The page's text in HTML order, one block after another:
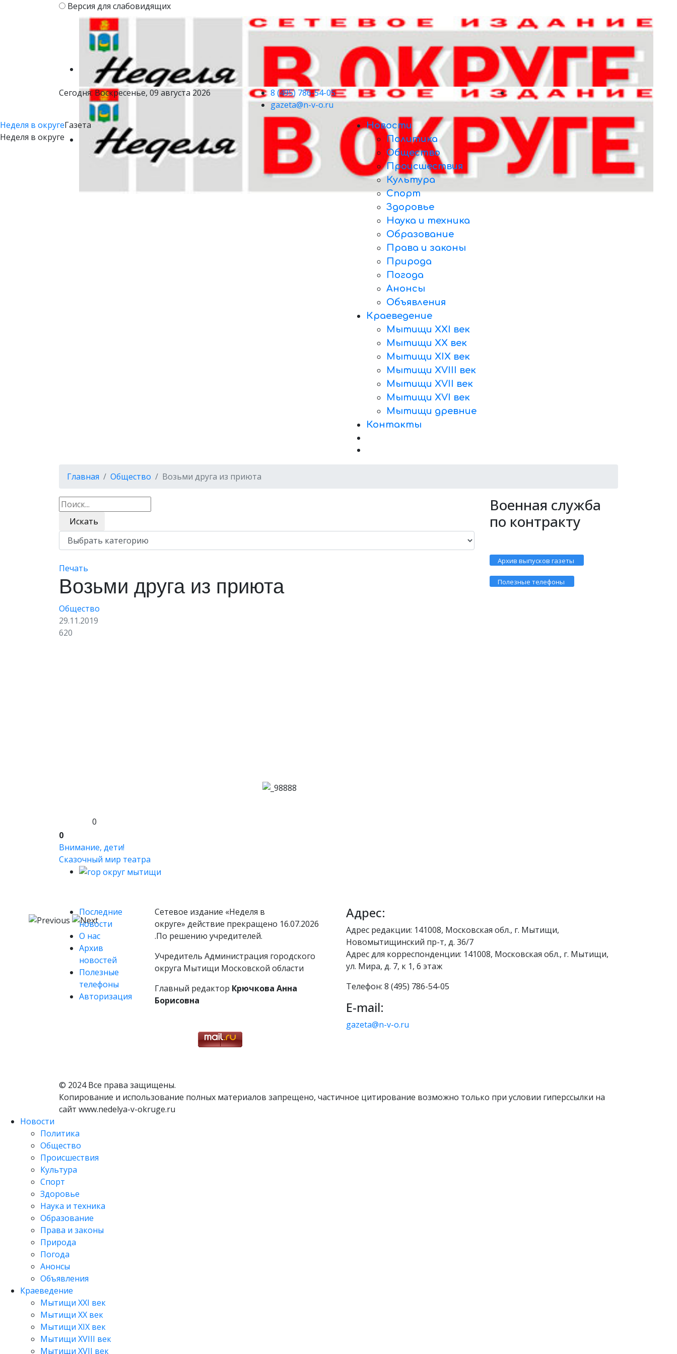
Версия для слабовидящих
Сегодня: Воскресенье, 09 августа 2026
8 (495) 786-54-05
gazeta@n-v-o.ru
Неделя в округеГазета
Неделя в округе
Новости
Политика
Общество
Происшествия
Культура
Спорт
Здоровье
Наука и техника
Образование
Права и законы
Природа
Погода
Анонсы
Объявления
Краеведение
Мытищи XXI век
Мытищи XX век
Мытищи XIX век
Мытищи XVIII век
Мытищи XVII век
Мытищи XVI век
Мытищи древние
Контакты
Главная Общество Возьми друга из приюта
Искать
Печать
Возьми друга из приюта
Общество
29.11.2019
620
0
0
Внимание, дети!
Сказочный мир театра
Военная служба
по контракту
Архив выпусков газеты
Полезные телефоны
Последние
новости
О нас
Архив
новостей
Полезные
телефоны
Авторизация
Сетевое издание «Неделя в
округе» действие прекращено 16.07.2026
.По решению учредителей.
Учредитель Администрация городского
округа Мытищи Московской области
Главный редактор Крючкова Анна
Борисовна
Адрес:
Адрес редакции: 141008, Московская обл., г. Мытищи,
Новомытищинский пр-т, д. 36/7
Адрес для корреспонденции: 141008, Московская обл., г. Мытищи,
ул. Мира, д. 7, к 1, 6 этаж
Телефон: 8 (495) 786-54-05
E-mail:
gazeta@n-v-o.ru
© 2024 Все права защищены.
Копирование и использование полных материалов запрещено, частичное цитирование возможно только при условии гиперссылки на
сайт www.nedelya-v-okruge.ru
Новости
Политика
Общество
Происшествия
Культура
Спорт
Здоровье
Наука и техника
Образование
Права и законы
Природа
Погода
Анонсы
Объявления
Краеведение
Мытищи XXI век
Мытищи XX век
Мытищи XIX век
Мытищи XVIII век
Мытищи XVII век